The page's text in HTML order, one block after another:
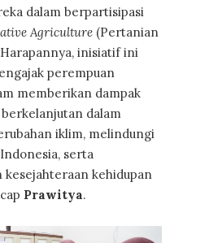
dalam berpartisipasi
Agriculture (Pertanian
inisiatif ini
perempuan
memberikan dampak
dalam
iklim, melindungi
serta
kehidupan
Prawitya.